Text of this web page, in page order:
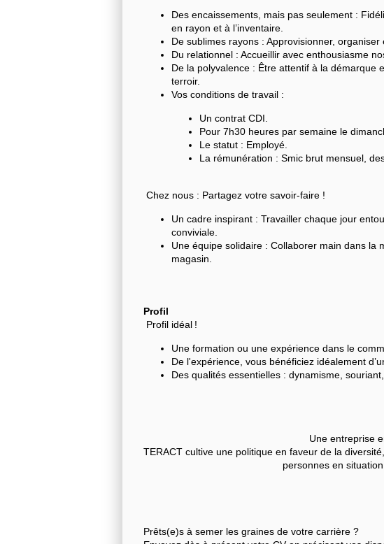
Des encaissements, mais pas seulement :
en rayon et à l’inventaire.
De sublimes rayons : Approvisionner,
Du relationnel : Accueillir avec enthousiasme
De la polyvalence : Être attentif à la démarque
terroir.
Vos conditions de travail :
Un contrat CDI.
Pour 7h30 heures par semaine le
Le statut : Employé.
La rémunération : Smic brut mensuel,
Chez nous : Partagez votre savoir-faire !
Un cadre inspirant : Travailler chaque jour
conviviale.
Une équipe solidaire : Collaborer main dans la
magasin.
Profil
Profil idéal !
Une formation ou une expérience dans le
De l'expérience, vous bénéficiez idéalement
Des qualités essentielles : dynamisme,
Une entreprise
TERACT cultive une politique en faveur de la
personnes en
Prêts(e)s à semer les graines de votre carrière ?